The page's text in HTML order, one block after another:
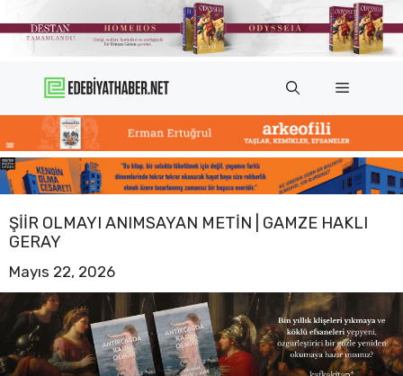
atla
Menü
ŞIIR OLMAYI ANIMSAYAN METIN | GAMZE HAKLI
GERAY
Mayıs 22, 2026